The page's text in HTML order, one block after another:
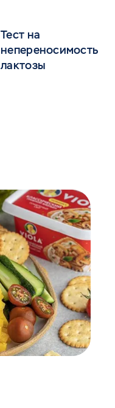
Тест на
непереносимость
лактозы